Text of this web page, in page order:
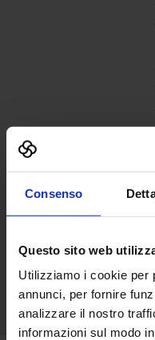
Consenso
Questo sito web
Utilizziamo i cookie per
annunci, per fornire
analizzare il nostro
informazioni sul modo